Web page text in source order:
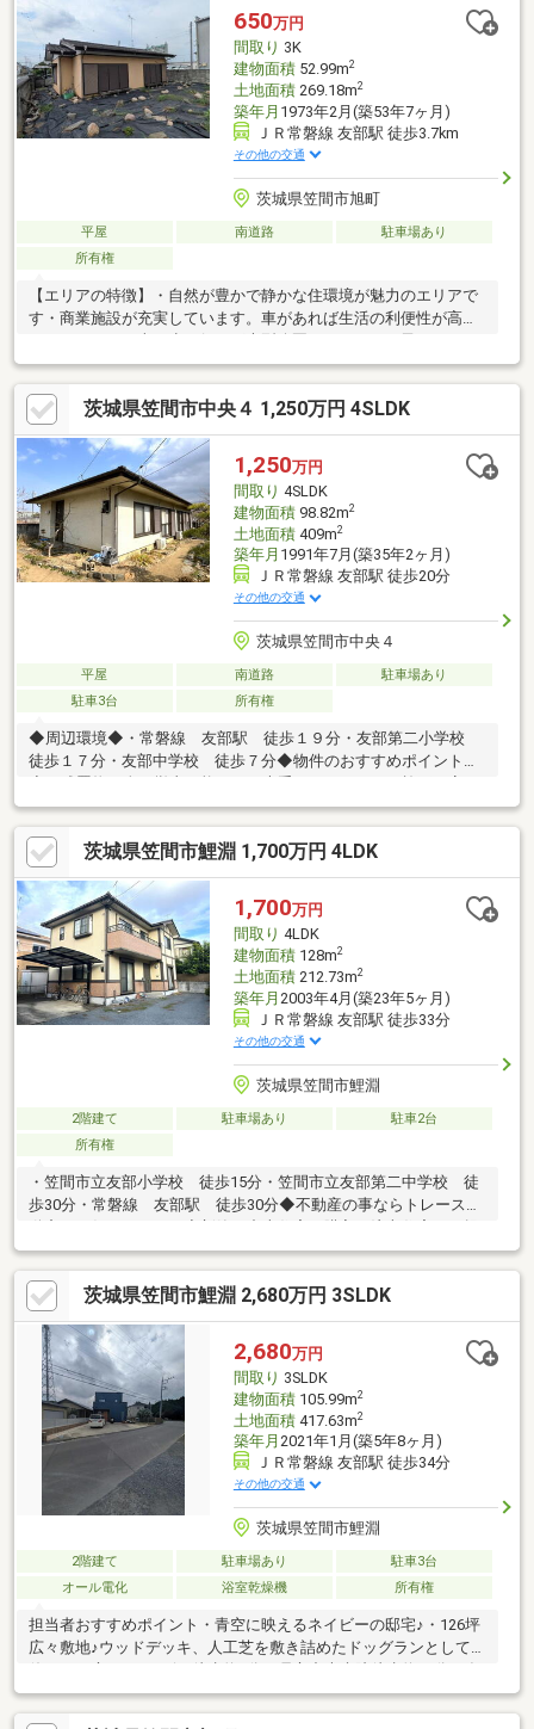
学可能！送り迎えもご相談ください♪／◆当日はもちろん、お仕
事終わりの夜間やスキマ時間など短時間でもご案内可能♪◆ご自
宅や最寄り駅などへのご送迎もお任せください！
650万円
間取り 3K
建物面積52.99m2
土地面積269.18m2
築年月 1973年2月(築53年7ヶ月)
ＪＲ常磐線 友部駅 徒歩3.7km
その他の交通
茨城県笠間市旭町
平屋 南道路
駐車場あり
所有権
【エリアの特徴】・自然が豊かで静かな住環境が魅力のエリアで
す・商業施設が充実しています。車があれば生活の利便性が高い
エリアです。・車で少し行けば大型公園などもあり、子どもがの
びのびと遊べる環境が整っています。【周辺環境】・小学校：徒
歩約26分（約1900ｍ）・中学校：徒歩約20分（約1400ｍ）・スー
パー：徒歩約12（約850ｍ）・コンビニ徒歩約11分（約800ｍ）ご
見学希望や質問点などお気軽にお問合せください。お電話でも
OK。TEL029-228-4700お問合せお待ちしております！
茨城県笠間市中央４ 1,250万円 4SLDK
1,250万円
間取り 4SLDK
建物面積98.82m2
土地面積409m2
築年月 1991年7月(築35年2ヶ月)
ＪＲ常磐線 友部駅 徒歩20分
その他の交通
茨城県笠間市中央４
平屋 南道路
駐車場あり
駐車3台
所有権
◆周辺環境◆・常磐線 友部駅 徒歩１９分・友部第二小学校
徒歩１７分・友部中学校 徒歩７分◆物件のおすすめポイント
心・駐車スペースは広く３台以上駐車可能◆不動産の事ならトレ
ース不動産へお任せください◆新築・中古住宅の購入、注文住宅
のご提案、土地・建物の売却等幅広く活動しております！不動産
経験１０年以上の経験豊富なスタッフが常駐しております！誠
実・信頼のできるご提案、接客を心掛けております！下記関連リ
ンクから弊社ＨＰをチェック！インスタグラムで不動産情報を
日々発信中！お気軽にお問い合せください。
茨城県笠間市鯉淵 1,700万円 4LDK
1,700万円
間取り 4LDK
建物面積128m2
土地面積212.73m2
築年月 2003年4月(築23年5ヶ月)
ＪＲ常磐線 友部駅 徒歩33分
その他の交通
茨城県笠間市鯉淵
2階建て 駐車場あり
駐車2台
所有権
・笠間市立友部小学校 徒歩15分・笠間市立友部第二中学校 徒
歩30分・常磐線 友部駅 徒歩30分◆不動産の事ならトレース不
動産へお任せください◆新築・中古住宅の購入、注文住宅のご提
案、土地・建物の売却等幅広く活動しております！不動産経験１
０年以上の経験豊富なスタッフが常駐しております！誠実・信頼
のできるご提案、接客を心掛けております！下記関連リンクから
弊社ＨＰをチェック！インスタグラムで不動産情報を日々発信
中！お気軽にお問い合せください。
茨城県笠間市鯉淵 2,680万円 3SLDK
2,680万円
間取り 3SLDK
建物面積105.99m2
土地面積417.63m2
築年月 2021年1月(築5年8ヶ月)
ＪＲ常磐線 友部駅 徒歩34分
その他の交通
茨城県笠間市鯉淵
2階建て 駐車場あり
駐車3台
オール電化
浴室乾燥機 所有権
担当者おすすめポイント・青空に映えるネイビーの邸宅♪・126坪
広々敷地♪ウッドデッキ、人工芝を敷き詰めたドッグランとしても
部エリアでゆとりある暮らし♪・あると嬉しいちょっとした小物
や、バーベキュー用品等をしまえる外物置有♪・バルコニー防水塗